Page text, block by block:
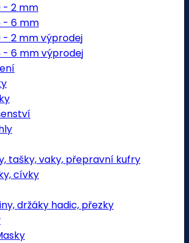
- 2 mm
- 6 mm
- 2 mm výprodej
- 6 mm výprodej
tašky, vaky, přepravní kufry
cívky
držáky hadic, přezky